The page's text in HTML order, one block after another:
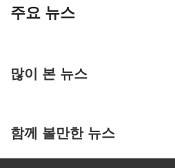
주요 뉴스
많이 본 뉴스
함께 볼만한 뉴스